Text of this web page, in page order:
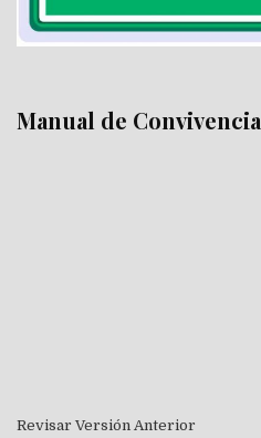
Manual de Convivencia
Revisar Versión Anterior